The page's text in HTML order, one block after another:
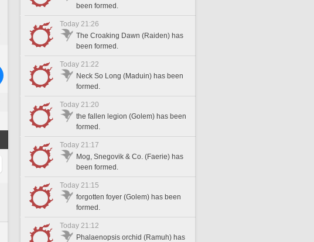
been formed.
Today 21:26
The Croaking Dawn (Raiden) has
been formed.
Today 21:22
Neck So Long (Maduin) has been
formed.
Today 21:20
the fallen legion (Golem) has been
formed.
Today 21:17
Mog, Snegovik & Co. (Faerie) has
been formed.
Today 21:15
forgotten foyer (Golem) has been
formed.
Today 21:12
Phalaenopsis orchid (Ramuh) has